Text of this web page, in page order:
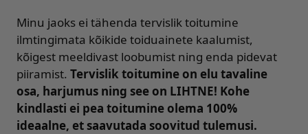
Minu jaoks ei tähenda tervislik toitumine
ilmtingimata kõikide toiduainete kaalumist,
kõigest meeldivast loobumist ning enda pidevat
piiramist. Tervislik toitumine on elu tavaline
osa, harjumus ning see on LIHTNE! Kohe
kindlasti ei pea toitumine olema 100%
ideaalne, et saavutada soovitud tulemusi.